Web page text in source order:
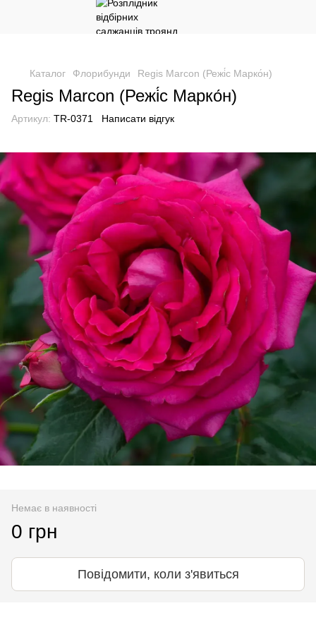
Каталог Флорибунди Regis Marcon (Режі́с Марко́н)
Regis Marcon (Режі́с Марко́н)
Артикул: TR-0371 Написати відгук
Немає в наявності
0 грн
Повідомити, коли з'явиться